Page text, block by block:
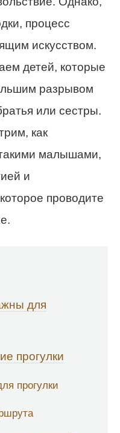
процесс
искусством.
детей, которые
разрывом
или сестры.
как
такими малышами,
и
проводите
для
прогулки
прогулки